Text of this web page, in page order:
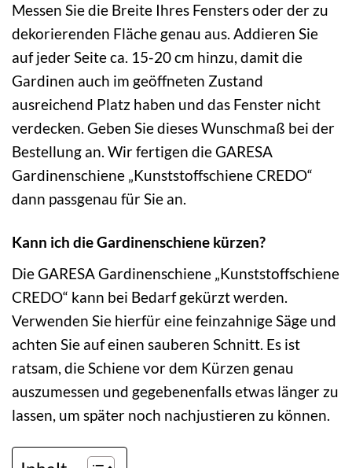
Messen Sie die Breite Ihres Fensters oder der zu
dekorierenden Fläche genau aus. Addieren Sie
auf jeder Seite ca. 15-20 cm hinzu, damit die
Gardinen auch im geöffneten Zustand
ausreichend Platz haben und das Fenster nicht
verdecken. Geben Sie dieses Wunschmaß bei der
Bestellung an. Wir fertigen die GARESA
Gardinenschiene „Kunststoffschiene CREDO“
dann passgenau für Sie an.
Kann ich die Gardinenschiene kürzen?
Die GARESA Gardinenschiene „Kunststoffschiene
CREDO“ kann bei Bedarf gekürzt werden.
Verwenden Sie hierfür eine feinzahnige Säge und
achten Sie auf einen sauberen Schnitt. Es ist
ratsam, die Schiene vor dem Kürzen genau
auszumessen und gegebenenfalls etwas länger zu
lassen, um später noch nachjustieren zu können.